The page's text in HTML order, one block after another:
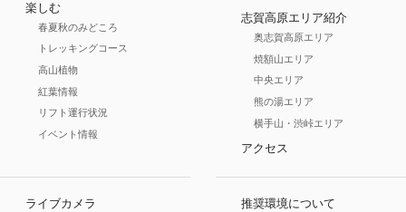
楽しむ
春夏秋のみどころ
トレッキングコース
高山植物
紅葉情報
リフト運行状況
イベント情報
志賀高原エリア紹介
奥志賀高原エリア
焼額山エリア
中央エリア
熊の湯エリア
横手山・渋峠エリア
アクセス
ライブカメラ 推奨環境について